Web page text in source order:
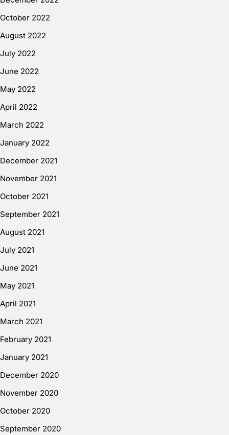
October 2022
August 2022
July 2022
June 2022
May 2022
April 2022
March 2022
January 2022
December 2021
November 2021
October 2021
September 2021
August 2021
July 2021
June 2021
May 2021
April 2021
March 2021
February 2021
January 2021
December 2020
November 2020
October 2020
September 2020